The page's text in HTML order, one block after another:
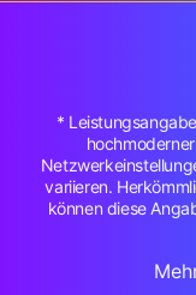
*
variieren.
können diese